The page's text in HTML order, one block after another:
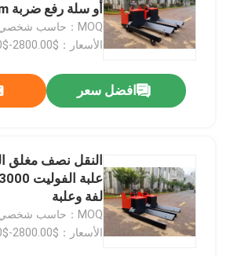
أو سلة رفع ضربة 160mm
MOQ：حاسب شخصي 1
الأسعار：$2800.00-$3800.00
افضل سعر
النقل نصف مغلق
لفة وعلبة
MOQ：حاسب شخصي 1
الأسعار：$2800.00-$3800.00